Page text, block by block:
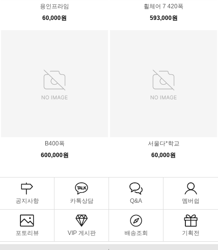
용인프라임
60,000원
휠체어 7 420폭
593,000원
B400폭
600,000원
서울다*학교
60,000원
공지사항 카톡상담 Q&A 멤버쉽
포토리뷰 VIP 게시판 배송조회 기획전